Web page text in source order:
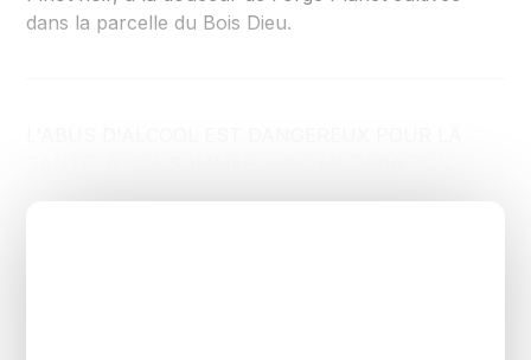
dans la parcelle du Bois Dieu.